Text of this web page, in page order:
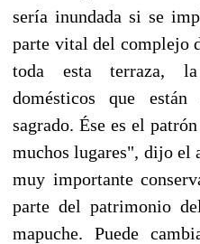
sería inundada si se
parte vital del complejo
toda esta terraza,
domésticos que
sagrado. Ése es el
muchos lugares", dijo el
muy importante
parte del patrimonio
mapuche. Puede